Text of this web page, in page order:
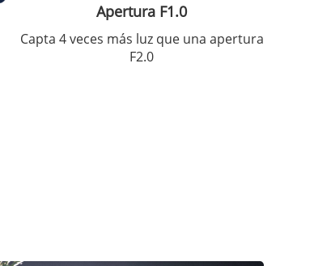
Apertura F1.0
Capta 4 veces más luz que una apertura
F2.0